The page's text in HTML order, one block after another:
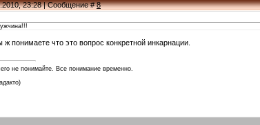
23:28 | Сообщение #8
понимаете что это вопрос конкретной инкарнации.
не понимайте. Все понимание временно.